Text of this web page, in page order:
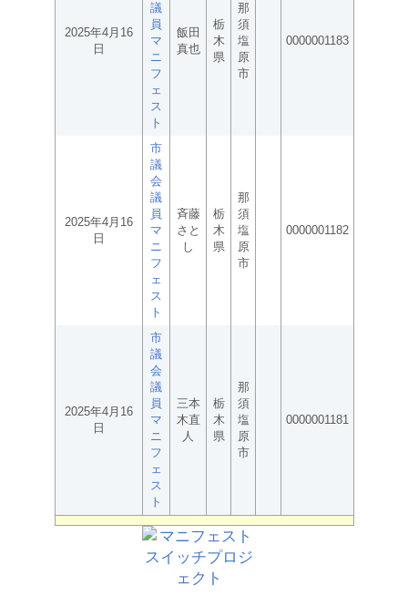
2025年4月16
日
議
員
マ
ニ
フ
ェ
ス
ト
飯田
真也
栃
木
県
那
須
塩
原
市
0000001183
2025年4月16
日
市
議
会
議
員
マ
ニ
フ
ェ
ス
ト
斉藤
さと
し
栃
木
県
那
須
塩
原
市
0000001182
2025年4月16
日
市
議
会
議
員
マ
ニ
フ
ェ
ス
ト
三本
木直
人
栃
木
県
那
須
塩
原
市
0000001181